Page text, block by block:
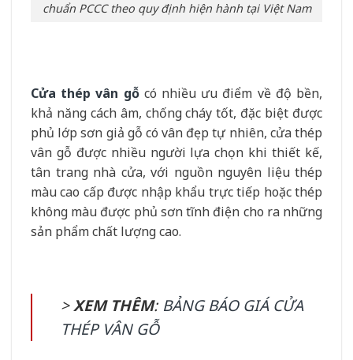
chuẩn PCCC theo quy định hiện hành tại Việt Nam
Cửa thép vân gỗcó nhiều ưu điểm về độ bền,
khả năng cách âm, chống cháy tốt, đặc biệt được
phủ lớp sơn giả gỗ có vân đẹp tự nhiên, cửa thép
vân gỗ được nhiều người lựa chọn khi thiết kế,
tân trang nhà cửa, với nguồn nguyên liệu thép
màu cao cấp được nhập khẩu trực tiếp hoặc thép
không màu được phủ sơn tĩnh điện cho ra những
sản phẩm chất lượng cao.
>XEM THÊM: BẢNG BÁO GIÁ CỬA
THÉP VÂN GỖ